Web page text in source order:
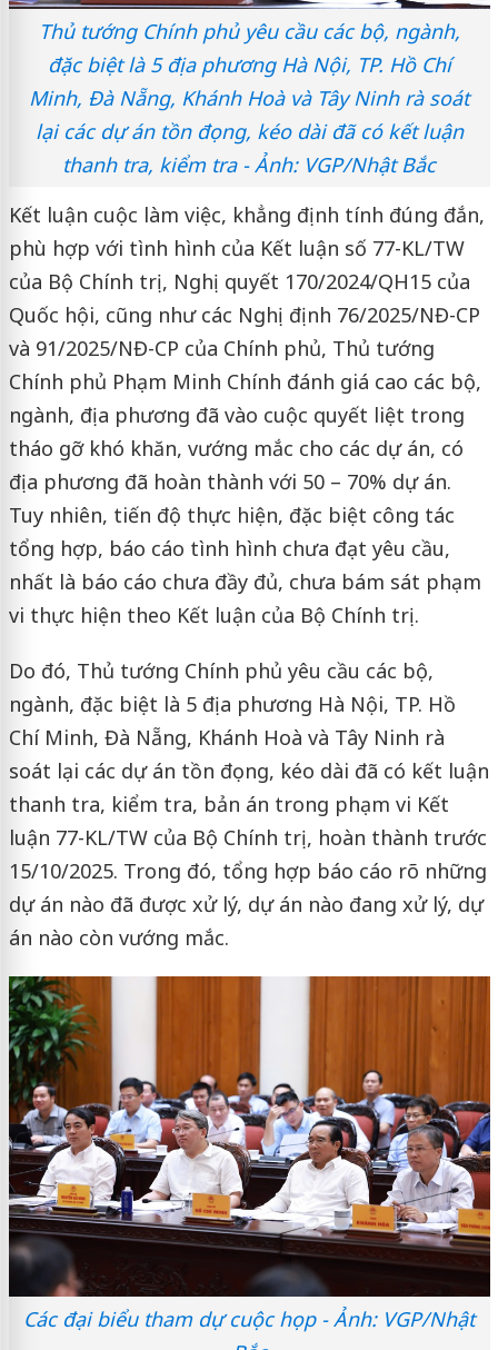
Thủ tướng Chính phủ yêu cầu các bộ, ngành,
đặc biệt là 5 địa phương Hà Nội, TP. Hồ Chí
Minh, Đà Nẵng, Khánh Hoà và Tây Ninh rà soát
lại các dự án tồn đọng, kéo dài đã có kết luận
thanh tra, kiểm tra - Ảnh: VGP/Nhật Bắc
Kết luận cuộc làm việc, khẳng định tính đúng đắn,
phù hợp với tình hình của Kết luận số 77-KL/TW
của Bộ Chính trị, Nghị quyết 170/2024/QH15 của
Quốc hội, cũng như các Nghị định 76/2025/NĐ-CP
và 91/2025/NĐ-CP của Chính phủ, Thủ tướng
Chính phủ Phạm Minh Chính đánh giá cao các bộ,
ngành, địa phương đã vào cuộc quyết liệt trong
tháo gỡ khó khăn, vướng mắc cho các dự án, có
địa phương đã hoàn thành với 50 – 70% dự án.
Tuy nhiên, tiến độ thực hiện, đặc biệt công tác
tổng hợp, báo cáo tình hình chưa đạt yêu cầu,
nhất là báo cáo chưa đầy đủ, chưa bám sát phạm
vi thực hiện theo Kết luận của Bộ Chính trị.
Do đó, Thủ tướng Chính phủ yêu cầu các bộ,
ngành, đặc biệt là 5 địa phương Hà Nội, TP. Hồ
Chí Minh, Đà Nẵng, Khánh Hoà và Tây Ninh rà
soát lại các dự án tồn đọng, kéo dài đã có kết luận
thanh tra, kiểm tra, bản án trong phạm vi Kết
luận 77-KL/TW của Bộ Chính trị, hoàn thành trước
15/10/2025. Trong đó, tổng hợp báo cáo rõ những
dự án nào đã được xử lý, dự án nào đang xử lý, dự
án nào còn vướng mắc.
Các đại biểu tham dự cuộc họp - Ảnh: VGP/Nhật